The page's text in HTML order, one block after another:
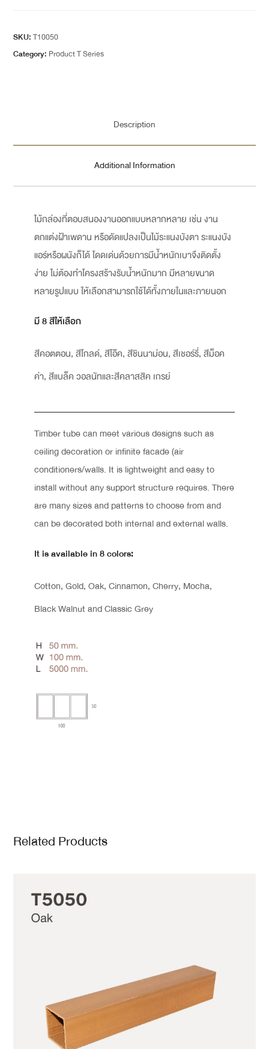
SKU:T10050
Category: Product T Series
Description
Additional Information
ไม้กล่องที่ตอบสนองงานออกแบบหลากหลาย เช่น งาน
ตกแต่งฝ้าเพดาน หรือดัดแปลงเป็นไม้ระแนงบังตา ระแนงบัง
แอร์หรือผนังก็ได้ โดดเด่นด้วยการมีน้ำหนักเบาจึงติดตั้ง
ง่าย ไม่ต้องทำโครงสร้างรับน้ำหนักมาก มีหลายขนาด
หลายรูปแบบ ให้เลือกสามารถใช้ได้ทั้งภายในและภายนอก
มี 8 สีให้เลือก
สีคอตตอน, สีโกลด์, สีโอ๊ค, สีชินนาม่อน, สีเชอร์รี่, สีม็อค
ค่า, สีแบล็ค วอลนัทและสีคลาสสิค เกรย์
Timber tube can meet various designs such as
ceiling decoration or infinite facade (air
conditioners/walls. It is lightweight and easy to
install without any support structure requires. There
are many sizes and patterns to choose from and
can be decorated both internal and external walls.
It is available in 8 colors:
Cotton, Gold, Oak, Cinnamon, Cherry, Mocha,
Black Walnut and Classic Grey
Related Products